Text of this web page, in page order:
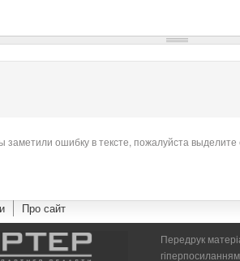
заметили ошибку в тексте, пожалуйста
Про сайт
Передрук